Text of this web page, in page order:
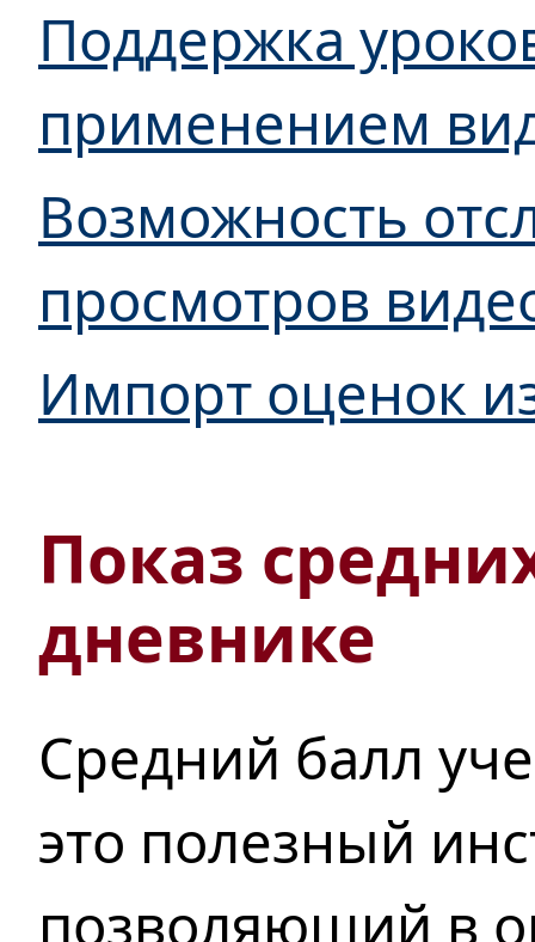
Поддержка
применением
Возможность
просмотров
Импорт оценок
Показ
дневнике
Средний балл
это полезный
позволяющий в